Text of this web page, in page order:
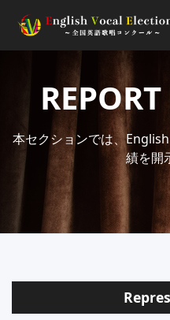
REPORT
本セクションでは、
績を開